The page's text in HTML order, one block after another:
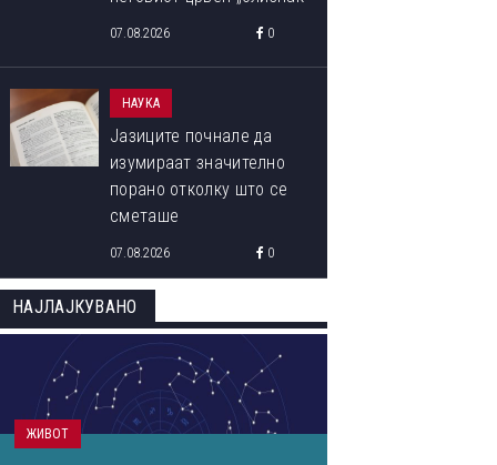
07.08.2026 0
НАУКА
Јазиците почнале да
изумираат значително
порано отколку што се
сметаше
07.08.2026 0
НАЈЛАЈКУВАНО
ЖИВОТ